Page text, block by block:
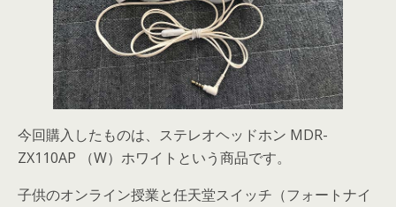
今回購入したものは、ステレオヘッドホン MDR-
ZX110AP （W）ホワイト という商品です。
子供のオンライン授業と任天堂スイッチ（フォートナイ